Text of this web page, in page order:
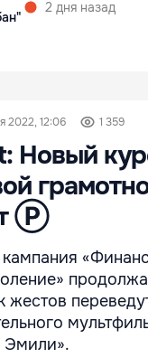
2 дня назад
2022, 12:06 1 359
Новый
Ⓟ
жестов
Эмили».